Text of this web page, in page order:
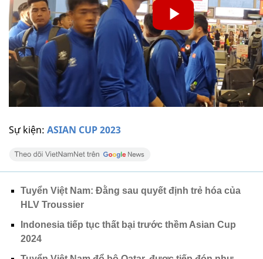
Sự kiện: ASIAN CUP 2023
Tuyển Việt Nam: Đằng sau quyết định trẻ hóa của
HLV Troussier
Indonesia tiếp tục thất bại trước thềm Asian Cup
2024